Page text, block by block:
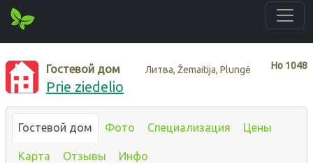
Нo 1048
Гостевой дом Литва, Žemaitija, Plungė
Prie ziedelio
Гостевой дом Фото Специализация Цены
Карта Отзывы Инфо